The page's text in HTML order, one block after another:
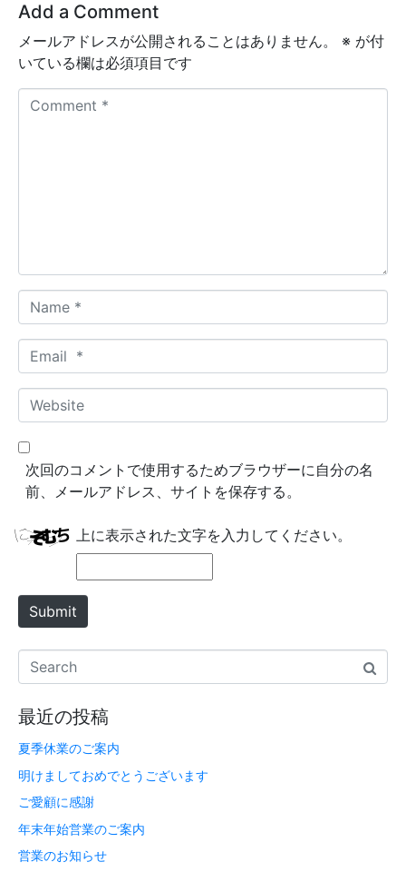
Add a Comment
メールアドレスが公開されることはありません。 ※ が付
いている欄は必須項目です
a
m
*
m
a
*
W
e
b
e
次回のコメントで使用するためブラウザーに自分の名
前、メールアドレス、サイトを保存する。
上に表示された文字を入力してください。
Submit
最近の投稿
夏季休業のご案内
明けましておめでとうございます
ご愛顧に感謝
年末年始営業のご案内
営業のお知らせ